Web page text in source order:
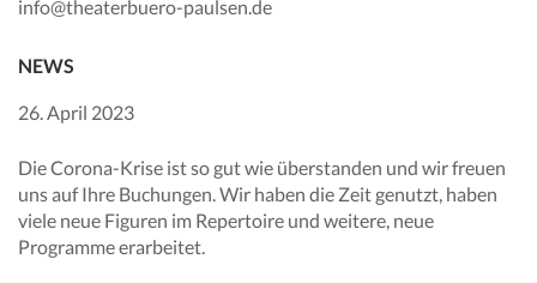
info@theaterbuero-paulsen.de
NEWS
26. April 2023
Die Corona-Krise ist so gut wie überstanden und wir freuen
uns auf Ihre Buchungen. Wir haben die Zeit genutzt, haben
viele neue Figuren im Repertoire und weitere, neue
Programme erarbeitet.